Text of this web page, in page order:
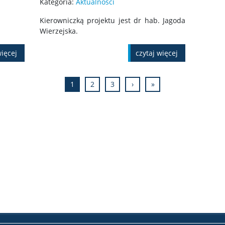
Kierowniczką projektu jest dr hab. Jagoda
Wierzejska.
czytaj więcej
1 2 3 › »